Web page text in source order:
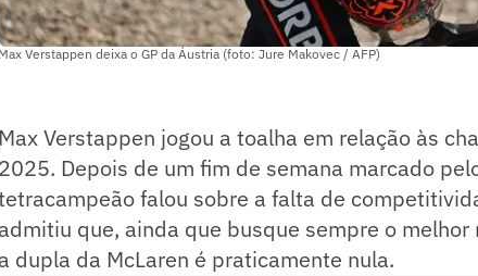
Max Verstappen deixa o GP da Áustria (foto: Jure Makovec / AFP)
Max Verstappen jogou a toalha em relação às
2025. Depois de um fim de semana marcado
falou sobre a falta de
admitiu que, ainda que busque sempre o
a dupla da McLaren é praticamente nula.